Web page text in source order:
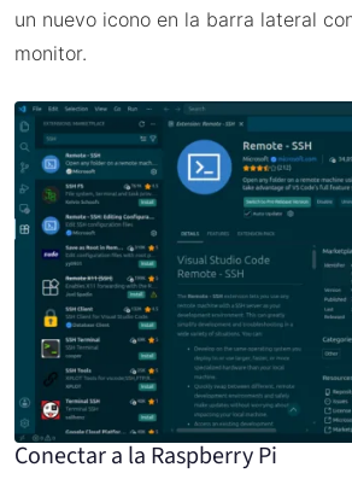
un nuevo icono en la barra lateral
monitor.
Conectar a la Raspberry Pi